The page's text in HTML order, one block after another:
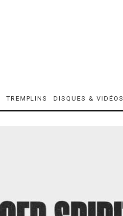
TREMPLINS DISQUES & VIDÉOS